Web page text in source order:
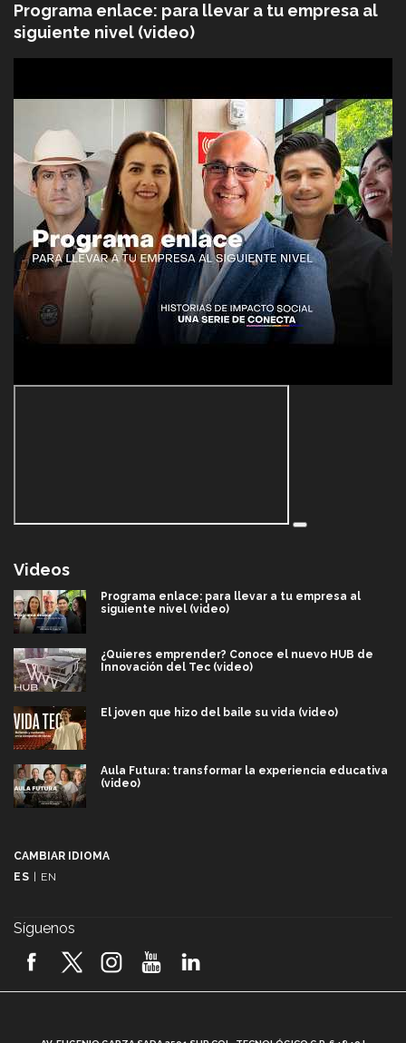
Programa enlace: para llevar a tu empresa al
siguiente nivel (video)
Videos
Programa enlace: para llevar a tu empresa al
siguiente nivel (video)
¿Quieres emprender? Conoce el nuevo HUB de
Innovación del Tec (video)
El joven que hizo del baile su vida (video)
Aula Futura: transformar la experiencia educativa
(video)
2026! (video)
CAMBIAR IDIOMA
ES
EN
Síguenos